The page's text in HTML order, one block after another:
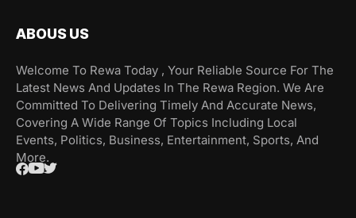
ABOUS US
Welcome To Rewa Today , Your Reliable Source For The
Latest News And Updates In The Rewa Region. We Are
Committed To Delivering Timely And Accurate News,
Covering A Wide Range Of Topics Including Local
Events, Politics, Business, Entertainment, Sports, And
More.